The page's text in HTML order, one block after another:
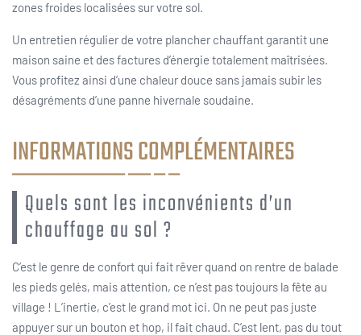
zones froides localisées sur votre sol.
Un entretien régulier de votre plancher chauffant garantit une
maison saine et des factures d’énergie totalement maîtrisées.
Vous profitez ainsi d’une chaleur douce sans jamais subir les
désagréments d’une panne hivernale soudaine.
INFORMATIONS COMPLÉMENTAIRES
Quels sont les inconvénients d’un
chauffage au sol ?
C’est le genre de confort qui fait rêver quand on rentre de balade
les pieds gelés, mais attention, ce n’est pas toujours la fête au
village ! L’inertie, c’est le grand mot ici. On ne peut pas juste
appuyer sur un bouton et hop, il fait chaud. C’est lent, pas du tout